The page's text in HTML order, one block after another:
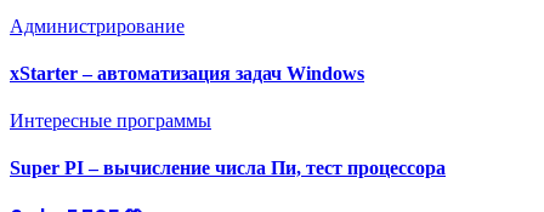
Администрирование
xStarter – автоматизация задач Windows
Интересные программы
Super PI – вычисление числа Пи, тест процессора